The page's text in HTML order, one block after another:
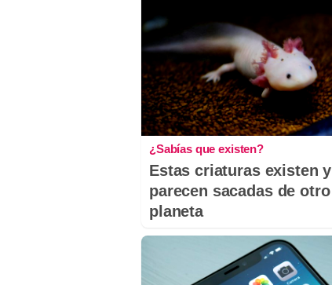
¿Sabías que existen?
Estas criaturas existen y
parecen sacadas de otro
planeta